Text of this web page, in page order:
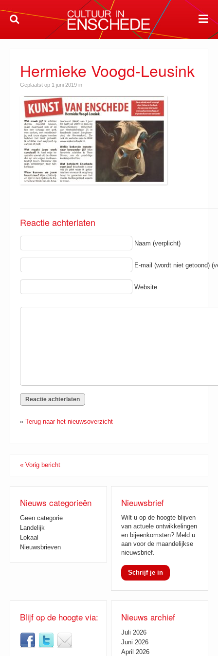
Hermieke Voogd-Leusink
Geplaatst op 1 juni 2019 in
Reactie achterlaten
Naam (verplicht)
E-mail (wordt niet getoond)
Website
« Terug naar het nieuwsoverzicht
« Vorig bericht
Nieuws categorieën
Geen categorie
Landelijk
Lokaal
Nieuwsbrieven
Nieuwsbrief
Wilt u op de hoogte blijven
van actuele ontwikkelingen
en bijeenkomsten? Meld u
aan voor de maandelijkse
nieuwsbrief.
Schrijf je in
Blijf op de hoogte via: Nieuws archief
Juli 2026
Juni 2026
April 2026